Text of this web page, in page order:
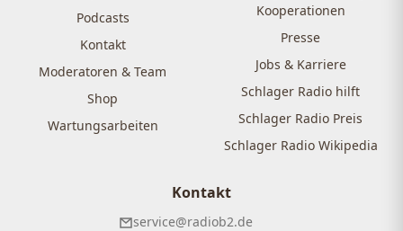
Podcasts
Kontakt
Moderatoren & Team
Shop
Wartungsarbeiten
Kooperationen
Presse
Jobs & Karriere
Schlager Radio hilft
Schlager Radio Preis
Schlager Radio Wikipedia
Kontakt
service@radiob2.de